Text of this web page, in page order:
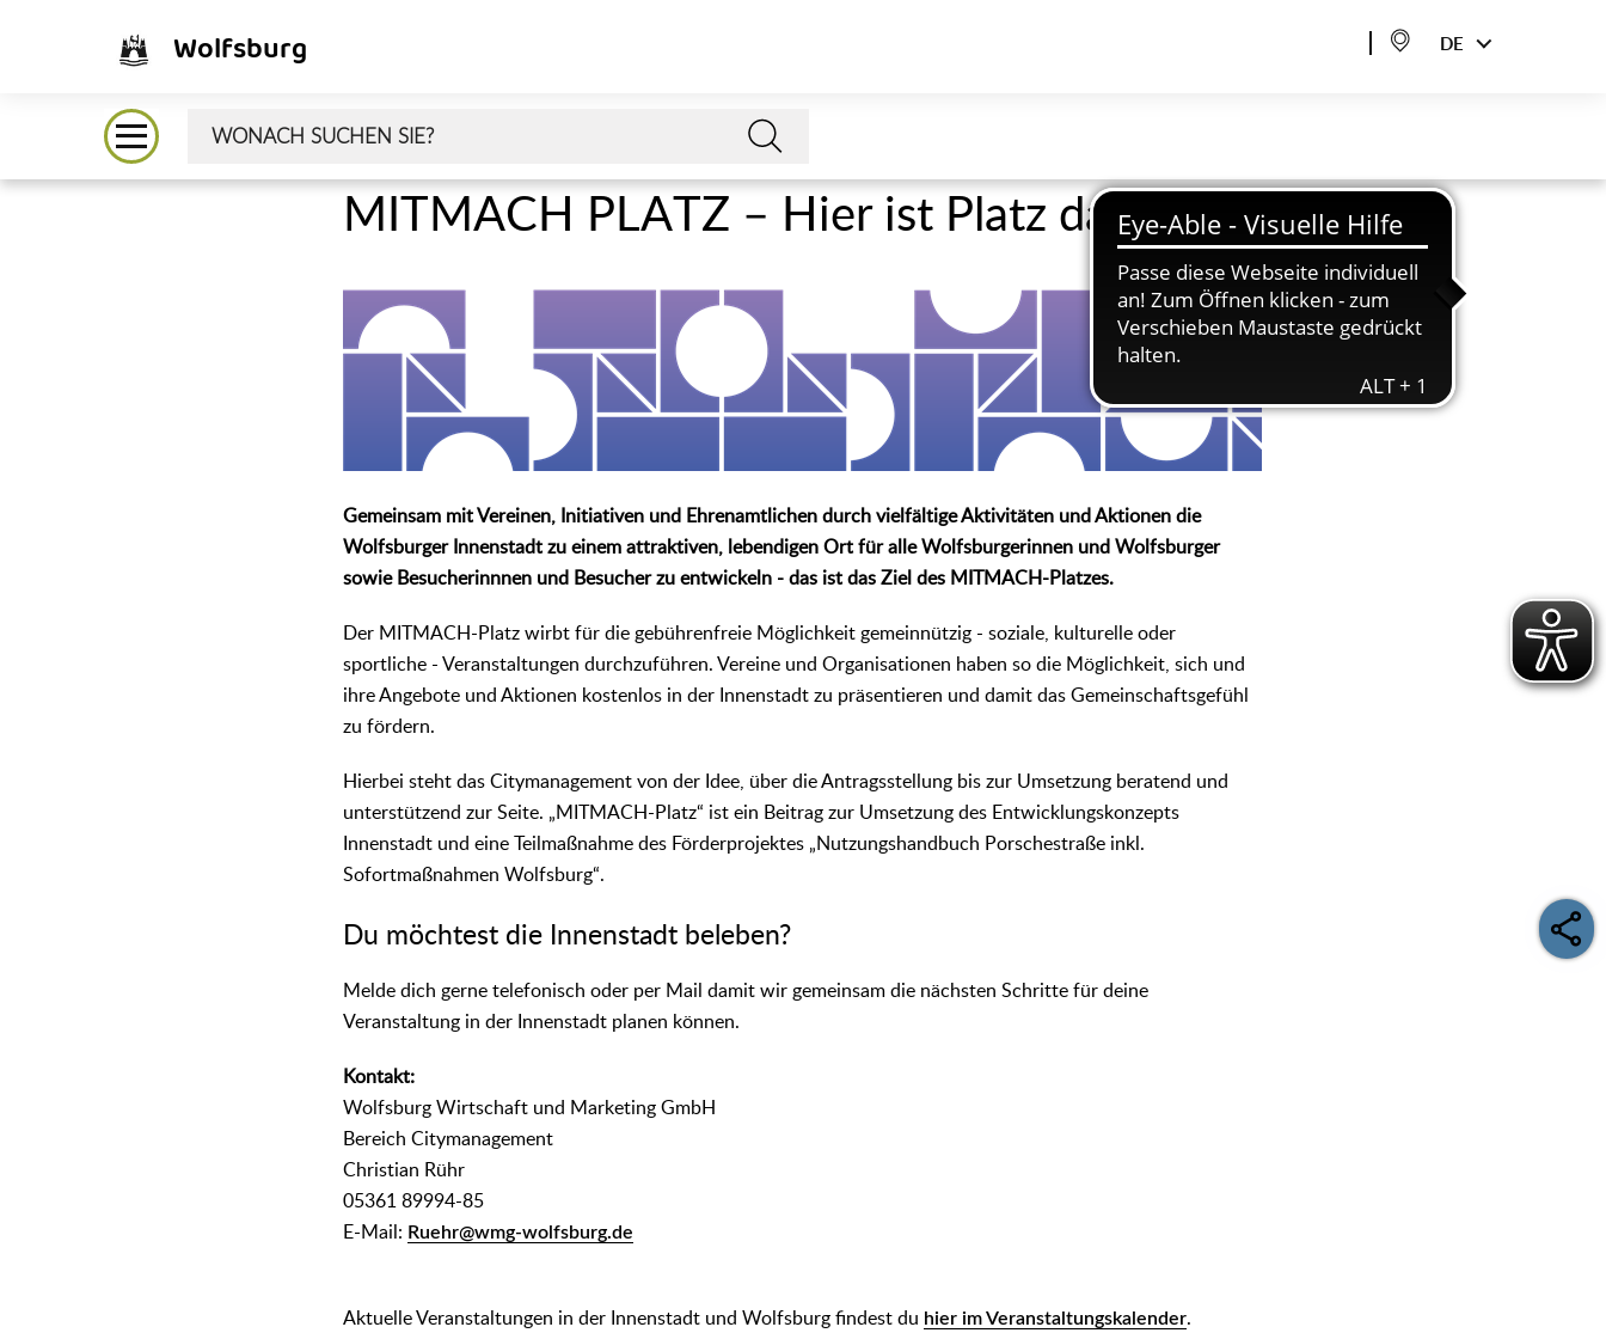
Wolfsburg DE
MITMACH PLATZ – Hier ist Platz da!
Gemeinsam mit Vereinen, Initiativen und Ehrenamtlichen durch vielfältige Aktivitäten und Aktionen die
Wolfsburger Innenstadt zu einem attraktiven, lebendigen Ort für alle Wolfsburgerinnen und Wolfsburger
sowie Besucherinnnen und Besucher zu entwickeln - das ist das Ziel des MITMACH-Platzes.
Der MITMACH-Platz wirbt für die gebührenfreie Möglichkeit gemeinnützig - soziale, kulturelle oder
sportliche - Veranstaltungen durchzuführen. Vereine und Organisationen haben so die Möglichkeit, sich und
ihre Angebote und Aktionen kostenlos in der Innenstadt zu präsentieren und damit das Gemeinschaftsgefühl
zu fördern.
Hierbei steht das Citymanagement von der Idee, über die Antragsstellung bis zur Umsetzung beratend und
unterstützend zur Seite. „MITMACH-Platz“ ist ein Beitrag zur Umsetzung des Entwicklungskonzepts
Innenstadt und eine Teilmaßnahme des Förderprojektes „Nutzungshandbuch Porschestraße inkl.
Sofortmaßnahmen Wolfsburg“.
Du möchtest die Innenstadt beleben?
Melde dich gerne telefonisch oder per Mail damit wir gemeinsam die nächsten Schritte für deine
Veranstaltung in der Innenstadt planen können.
Kontakt:
Wolfsburg Wirtschaft und Marketing GmbH
Bereich Citymanagement
Christian Rühr
05361 89994-85
E-Mail: Ruehr@wmg-wolfsburg.de
Aktuelle Veranstaltungen in der Innenstadt und Wolfsburg findest du hier im Veranstaltungskalender.